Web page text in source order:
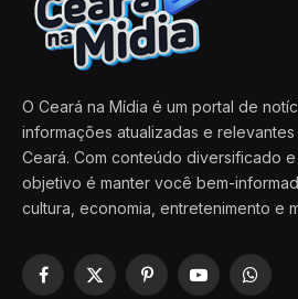
O Ceará na Mídia é um portal de
informações atualizadas e
Ceará. Com conteúdo diversificado
objetivo é manter você bem-
cultura, economia, entretenimento e
Facebook
X
PinterestYouTube